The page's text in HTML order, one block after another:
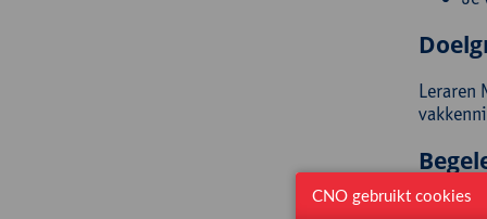
Leraren
Miet
CNO gebruikt cookies